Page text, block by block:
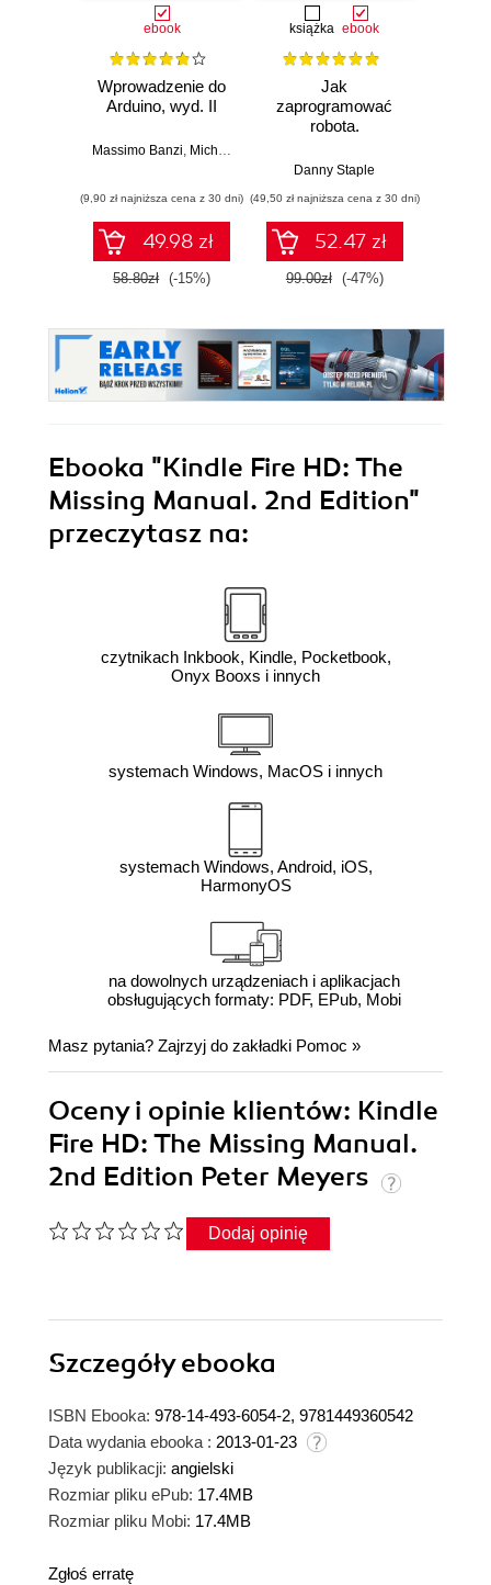
ebook
Wprowadzenie do
Arduino, wyd. II
Massimo Banzi, Michael Shiloh
(9,90 zł najniższa cena z 30 dni)
49.98 zł
58.80zł (-15%)
książka ebook
Jak
zaprogramować
robota.
Raspberry Pi i
tworzeniu
autonomicznych
robotów. Wydanie
II
Danny Staple
(49,50 zł najniższa cena z 30 dni)
52.47 zł
99.00zł (-47%)
Ebooka "Kindle Fire HD: The
Missing Manual. 2nd Edition"
przeczytasz na:
czytnikach Inkbook, Kindle, Pocketbook,
Onyx Booxs i innych
systemach Windows, MacOS i innych
systemach Windows, Android, iOS,
HarmonyOS
na dowolnych urządzeniach i aplikacjach
obsługujących formaty: PDF, EPub, Mobi
Masz pytania? Zajrzyj do zakładki Pomoc »
Oceny i opinie klientów: Kindle
Fire HD: The Missing Manual.
2nd Edition Peter Meyers
Dodaj opinię
Szczegółyebooka
ISBN Ebooka: 978-14-493-6054-2, 9781449360542
Data wydania ebooka : 2013-01-23
Język publikacji: angielski
Rozmiar pliku ePub: 17.4MB
Rozmiar pliku Mobi: 17.4MB
Zgłoś erratę